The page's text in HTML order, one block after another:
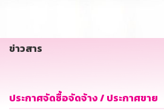
ข่าวสาร
ประกาศจัดซื้อจัดจ้าง / ประกาศขาย